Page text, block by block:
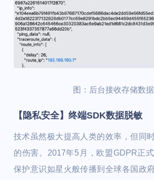
图：后台接收存储数据
【隐私安全】终端SDK数据脱敏
技术虽然极大提高人类的效率，但同
的伤害。2017年5月，欧盟GDPR正
保护意识如星火般传播到全球各国政